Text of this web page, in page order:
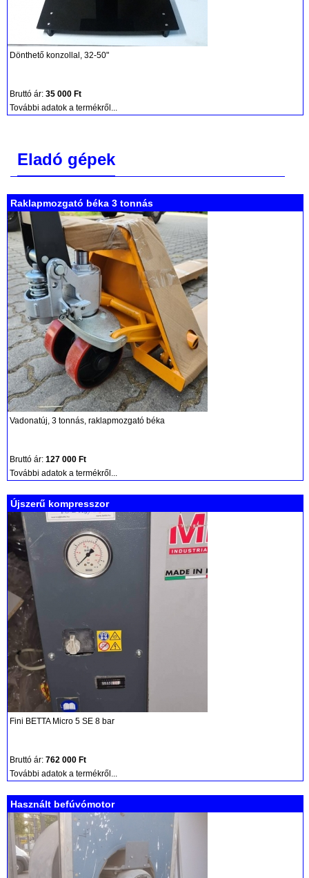
Dönthető konzollal, 32-50"
Bruttó ár: 35 000 Ft
További adatok a termékről...
Eladó gépek
Raklapmozgató béka 3 tonnás
Vadonatúj, 3 tonnás, raklapmozgató béka
Bruttó ár: 127 000 Ft
További adatok a termékről...
Újszerű kompresszor
Fini BETTA Micro 5 SE 8 bar
Bruttó ár: 762 000 Ft
További adatok a termékről...
Használt befúvómotor